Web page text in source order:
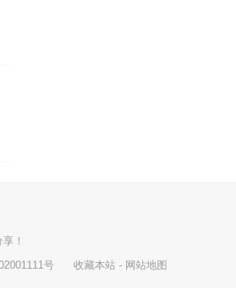
！
号 收藏本站 - 网站地图